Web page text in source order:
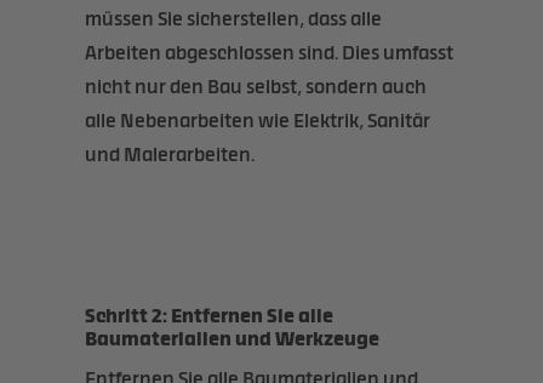
müssen Sie sicherstellen, dass alle
Arbeiten abgeschlossen sind. Dies umfasst
nicht nur den Bau selbst, sondern auch
alle Nebenarbeiten wie Elektrik, Sanitär
und Malerarbeiten.
Schritt 2: Entfernen Sie alle
Baumaterialien und Werkzeuge
Entfernen Sie alle Baumaterialien und